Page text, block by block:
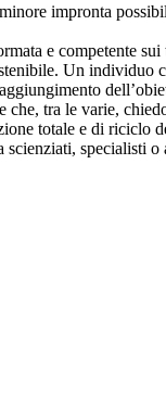
impronta
e competente
Un individuo
tra le varie,
totale e di riciclo
scienziati, specialisti